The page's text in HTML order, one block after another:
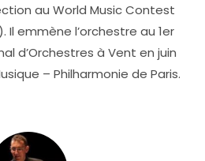
au World Music Contest
Il emmène l’orchestre au 1er
d’Orchestres à Vent en juin
– Philharmonie de Paris.